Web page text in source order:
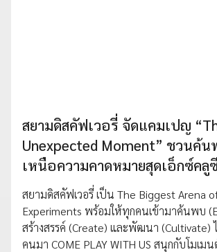
สยามดิสคัฟเวอรี่ จัดแคมเปญ
Unexpected Moment” ชวนค้
เหนือความคาดหมายสุดเอ็กซ์คลู
สยามดิสคัฟเวอรี่ เป็น The Biggest Arena
Experiments พร้อมให้ทุกคนเข้ามาค้นพบ
สร้างสรรค์ (Create) และพัฒนา (Cultivate)
คนมา COME PLAY WITH US สนุกกับโมเม